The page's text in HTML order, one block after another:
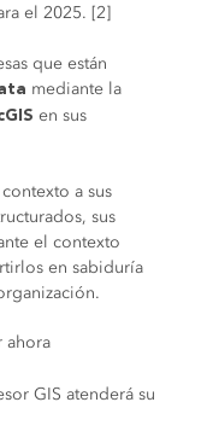
el 2025. [2]
que están
mediante la
en sus
a sus
sus
el contexto
en sabiduría
ahora
GIS atenderá su